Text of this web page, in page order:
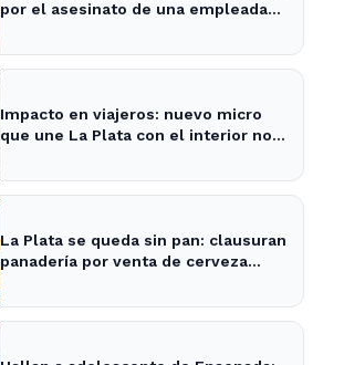
por el asesinato de una empleada
Impacto en viajeros: nuevo micro
que une La Plata con el interior no
La Plata se queda sin pan: clausuran
panadería por venta de cerveza